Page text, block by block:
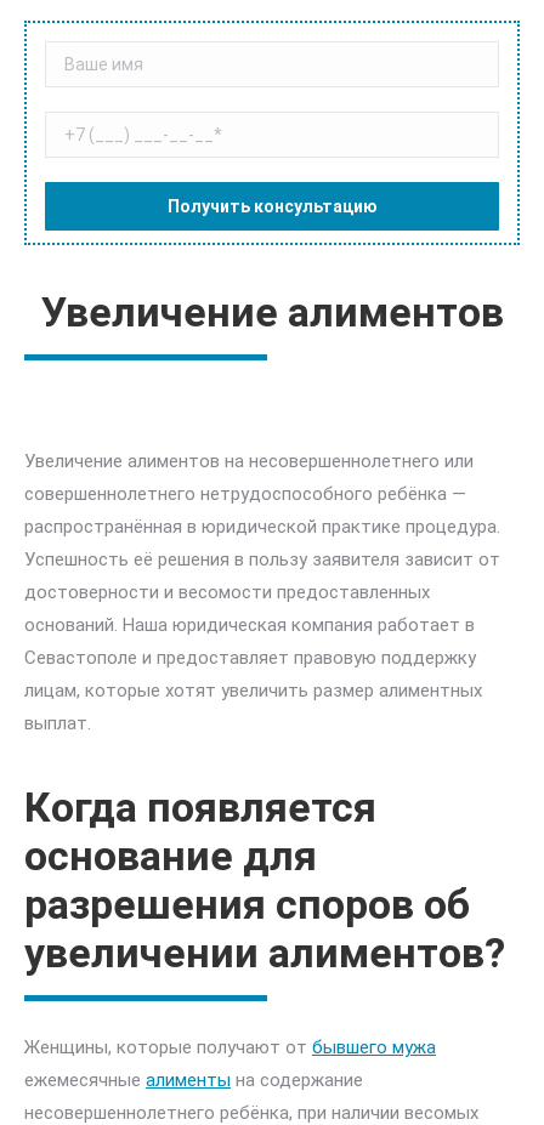
Увеличение алиментов
Увеличение алиментов на несовершеннолетнего или
совершеннолетнего нетрудоспособного ребёнка —
распространённая в юридической практике процедура.
Успешность её решения в пользу заявителя зависит от
достоверности и весомости предоставленных
оснований. Наша юридическая компания работает в
Севастополе и предоставляет правовую поддержку
лицам, которые хотят увеличить размер алиментных
выплат.
Когда появляется
основание для
разрешения споров об
увеличении алиментов?
Женщины, которые получают от бывшего мужа
ежемесячные алименты на содержание
несовершеннолетнего ребёнка, при наличии весомых